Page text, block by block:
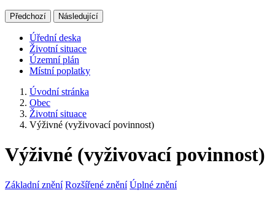
Předchozí Následující
Úřední deska
Životní situace
Územní plán
Místní poplatky
Úvodní stránka
Obec
Životní situace
Výživné (vyživovací povinnost)
Výživné (vyživovací povinnost)
Základní znění Rozšířené znění Úplné znění